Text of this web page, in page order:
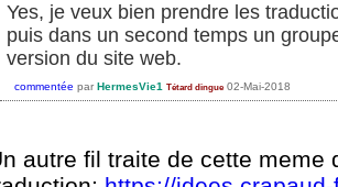
Yes, je veux bien prendre les
puis dans un second temps un
version du site web.
commentée par HermesVie1 Tétard dingue 02-Mai-2018
autre fil traite de cette meme